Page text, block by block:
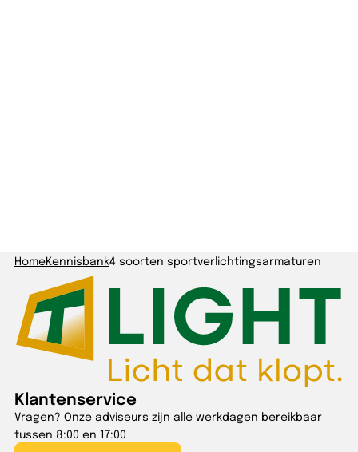
HomeKennisbank4 soorten sportverlichtingsarmaturen
Klantenservice
Vragen? Onze adviseurs zijn alle werkdagen bereikbaar
tussen 8:00 en 17:00